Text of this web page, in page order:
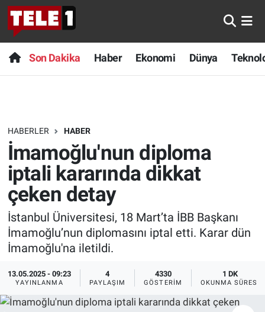
Son Dakika Haber Ekonomi Dünya
HABERLER HABER
İmamoğlu'nun diploma
iptali kararında dikkat
çeken detay
İstanbul Üniversitesi, 18 Mart’ta İBB Başkanı
İmamoğlu’nun diplomasını iptal etti. Karar dün
İmamoğlu'na iletildi.
13.05.2025 - 09:23
YAYINLANMA
4
PAYLAŞIM
4330
GÖSTERIM
1 DK
OKUNMA SÜRESI
Anında Manşet
Başka Sohbetler
Bilim turu
Bilim ve Teknoloji Evreni
Doğa Konuşuyor
Dünya
Ege Saati
Ege'den Esintiler
Son Dakika
Haber
Dünya
Teknoloji
Sağlık
Spor
Yayın Akışı
İletişim
Nöbetçi Eczaneler
Hava Durumu
Trafik Durumu
Süper Lig Puan Durumu ve Fikstür
Tüm Manşetler
Son Dakika Haberleri
Haber Arşivi